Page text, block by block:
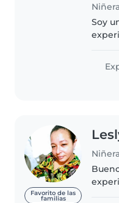
Soy
Favorito de las
familias